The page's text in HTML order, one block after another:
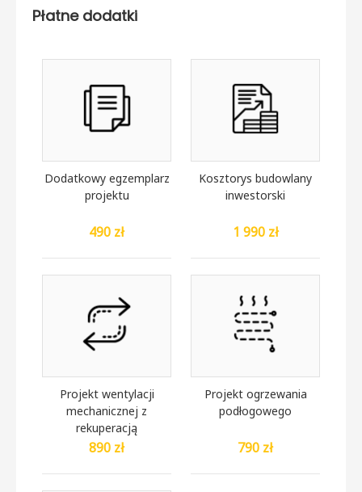
Płatne dodatki
Dodatkowy egzemplarz
projektu
490 zł
Kosztorys budowlany
inwestorski
1 990 zł
Projekt wentylacji
mechanicznej z
rekuperacją
890 zł
Projekt ogrzewania
podłogowego
790 zł